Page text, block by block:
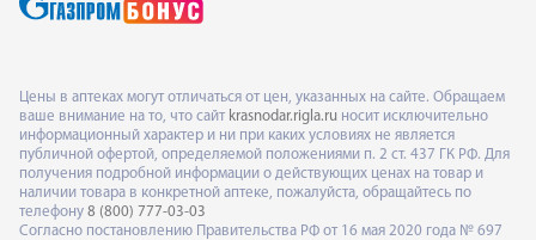
Цены в аптеках могут отличаться от цен, указанных на сайте. Обращаем
ваше внимание на то, что сайт krasnodar.rigla.ru носит исключительно
информационный характер и ни при каких условиях не является
публичной офертой, определяемой положениями п. 2 ст. 437 ГК РФ. Для
получения подробной информации о действующих ценах на товар и
наличии товара в конкретной аптеке, пожалуйста, обращайтесь по
телефону 8 (800) 777-03-03
Согласно постановлению Правительства РФ от 16 мая 2020 года № 697